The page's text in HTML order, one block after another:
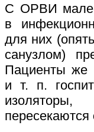
С ОРВИ
в
для них
санузлом)
Пациенты же
и т. п.